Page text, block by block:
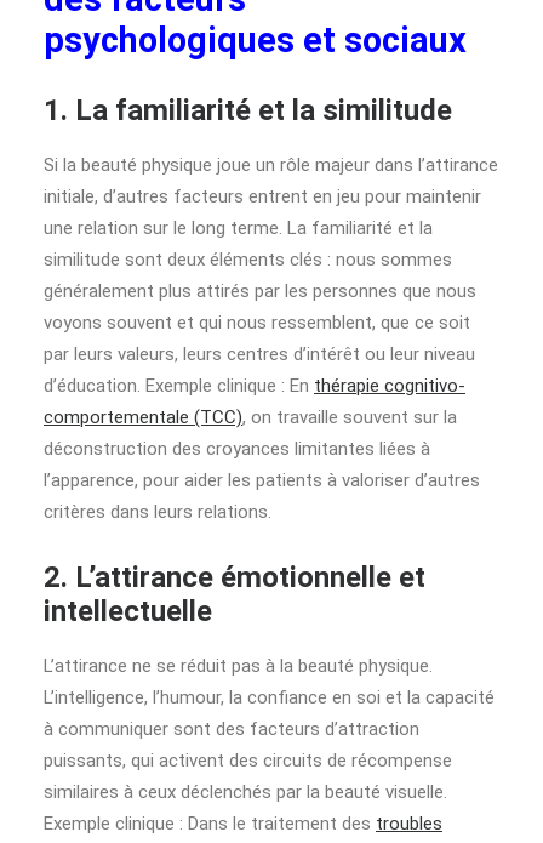
psychologiques et sociaux
1. La familiarité et la similitude
Si la beauté physique joue un rôle majeur dans l’attirance
initiale, d’autres facteurs entrent en jeu pour maintenir
une relation sur le long terme. La familiarité et la
similitude sont deux éléments clés : nous sommes
généralement plus attirés par les personnes que nous
voyons souvent et qui nous ressemblent, que ce soit
par leurs valeurs, leurs centres d’intérêt ou leur niveau
d’éducation. Exemple clinique : En thérapie cognitivo-
comportementale (TCC), on travaille souvent sur la
déconstruction des croyances limitantes liées à
l’apparence, pour aider les patients à valoriser d’autres
critères dans leurs relations.
2. L’attirance émotionnelle et
intellectuelle
L’attirance ne se réduit pas à la beauté physique.
L’intelligence, l’humour, la confiance en soi et la capacité
à communiquer sont des facteurs d’attraction
puissants, qui activent des circuits de récompense
similaires à ceux déclenchés par la beauté visuelle.
Exemple clinique : Dans le traitement des troubles